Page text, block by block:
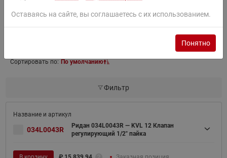
Товары серии
Найти
Сортировать по: По умолчанию
Фильтр
034L0043R
Ридан 034L0043R — KVL 12 Клапан
регулирующий 1/2" пайка
Оставаясь на сайте, вы соглашаетесь с их использованием.
Понятно